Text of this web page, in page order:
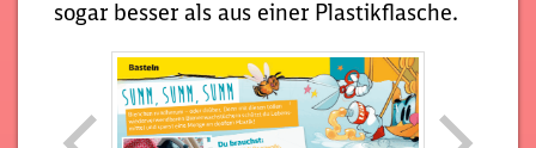
sogar besser als aus einer Plastikflasche.